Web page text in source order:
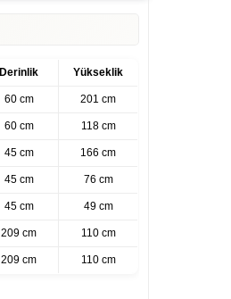
Derinlik Yükseklik
60 cm 201 cm
60 cm 118 cm
45 cm 166 cm
45 cm 76 cm
45 cm 49 cm
209 cm 110 cm
209 cm 110 cm